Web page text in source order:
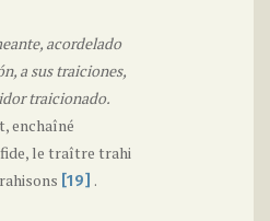
acordelado
a sus traiciones,
traicionado.
enchaîné
le traître trahi
[19] .